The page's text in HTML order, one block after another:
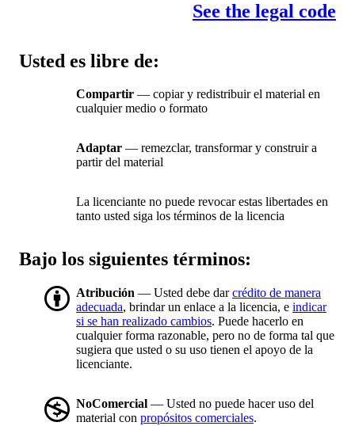
See the legal code
Usted es libre de:
Compartir — copiar y redistribuir el material en
cualquier medio o formato
Adaptar — remezclar, transformar y construir a
partir del material
La licenciante no puede revocar estas libertades en
tanto usted siga los términos de la licencia
Bajo los siguientes términos:
Atribución — Usted debe darcrédito de manera
adecuada, brindar un enlace a la licencia, e indicar
si se han realizado cambios. Puede hacerlo en
cualquier forma razonable, pero no de forma tal que
sugiera que usted o su uso tienen el apoyo de la
licenciante.
NoComercial — Usted no puede hacer uso del
material con propósitos comerciales.